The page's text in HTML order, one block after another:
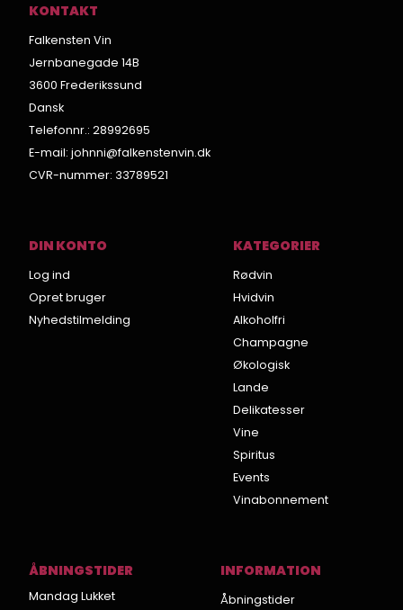
KONTAKT
Falkensten Vin
Jernbanegade 14B
3600 Frederikssund
Dansk
Telefonnr.: 28992695
E-mail: johnni@falkenstenvin.dk
CVR-nummer: 33789521
DIN KONTO
Log ind
Opret bruger
Nyhedstilmelding
KATEGORIER
Rødvin
Hvidvin
Alkoholfri
Champagne
Økologisk
Lande
Delikatesser
Vine
Spiritus
Events
Vinabonnement
ÅBNINGSTIDER
Mandag Lukket
INFORMATION
Åbningstider